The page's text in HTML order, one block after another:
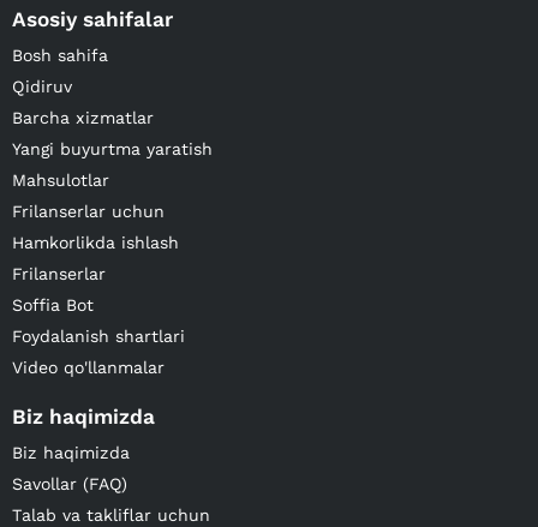
Asosiy sahifalar
Bosh sahifa
Qidiruv
Barcha xizmatlar
Yangi buyurtma yaratish
Mahsulotlar
Frilanserlar uchun
Hamkorlikda ishlash
Frilanserlar
Soffia Bot
Foydalanish shartlari
Video qo'llanmalar
Biz haqimizda
Biz haqimizda
Savollar (FAQ)
Talab va takliflar uchun